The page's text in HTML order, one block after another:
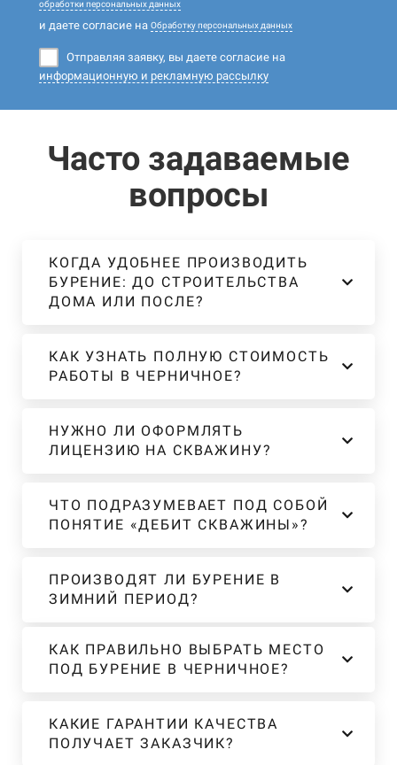
обработки персональных данных
и даете согласие на Обработку персональных данных
Отправляя заявку, вы даете согласие на
информационную и рекламную рассылку
Часто задаваемые
вопросы
КОГДА УДОБНЕЕ ПРОИЗВОДИТЬ
БУРЕНИЕ: ДО СТРОИТЕЛЬСТВА
ДОМА ИЛИ ПОСЛЕ?
КАК УЗНАТЬ ПОЛНУЮ СТОИМОСТЬ
РАБОТЫ В ЧЕРНИЧНОЕ?
НУЖНО ЛИ ОФОРМЛЯТЬ
ЛИЦЕНЗИЮ НА СКВАЖИНУ?
ЧТО ПОДРАЗУМЕВАЕТ ПОД СОБОЙ
ПОНЯТИЕ «ДЕБИТ СКВАЖИНЫ»?
ПРОИЗВОДЯТ ЛИ БУРЕНИЕ В
ЗИМНИЙ ПЕРИОД?
КАК ПРАВИЛЬНО ВЫБРАТЬ МЕСТО
ПОД БУРЕНИЕ В ЧЕРНИЧНОЕ?
КАКИЕ ГАРАНТИИ КАЧЕСТВА
ПОЛУЧАЕТ ЗАКАЗЧИК?